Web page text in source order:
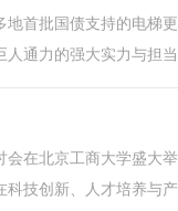
首批国债支持的电梯
通力的强大实力与担
会在北京工商大学盛大
技创新、人才培养与